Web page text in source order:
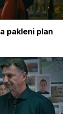
pakleni plan